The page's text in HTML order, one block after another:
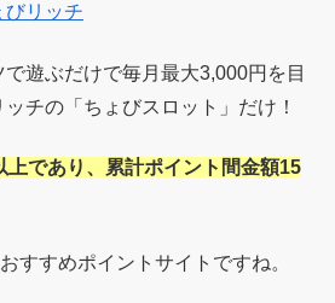
びリッチ
遊ぶだけで毎月最大3,000円を目
チの「ちょびスロット」だけ！
上であり、累計ポイント間金額15
すすめポイントサイトですね。